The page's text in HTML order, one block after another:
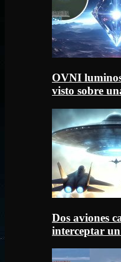
OVNI
visto sobre
Dos aviones
interceptar